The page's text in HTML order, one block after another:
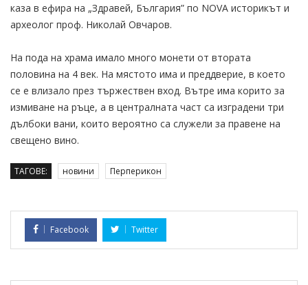
каза в ефира на „Здравей, България” по NOVA историкът и
археолог проф. Николай Овчаров.
На пода на храма имало много монети от втората
половина на 4 век. На мястото има и преддверие, в което
се е влизало през тържествен вход. Вътре има корито за
измиване на ръце, а в централната част са изградени три
дълбоки вани, които вероятно са служели за правене на
свещено вино.
ТАГОВЕ: новини Перперикон
Facebook Twitter